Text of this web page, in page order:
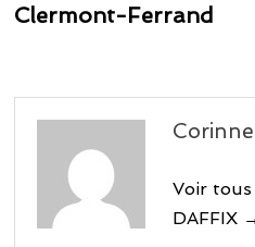
Clermont-Ferrand
Voir tous
DAFFIX